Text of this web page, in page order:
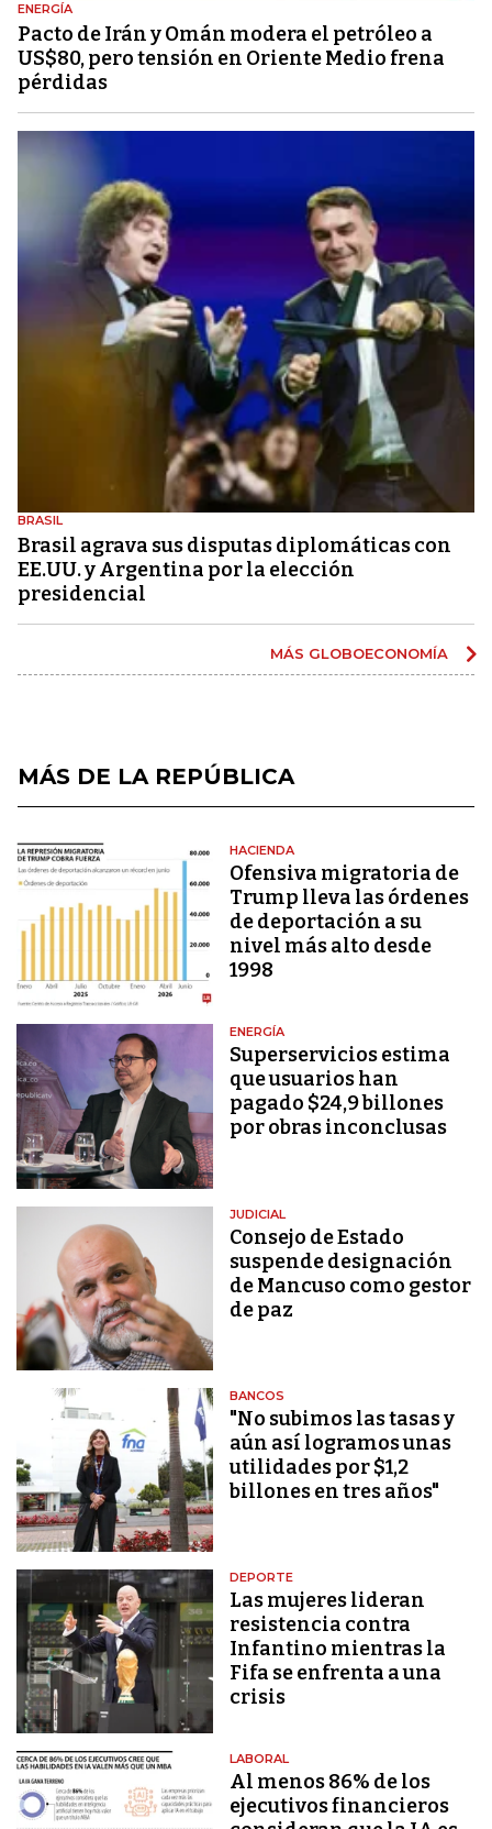
ENERGÍA
Pacto de Irán y Omán modera el petróleo a
US$80, pero tensión en Oriente Medio frena
pérdidas
BRASIL
Brasil agrava sus disputas diplomáticas con
EE.UU. y Argentina por la elección
presidencial
MÁS GLOBOECONOMÍA
MÁS DE LA REPÚBLICA
HACIENDA
Ofensiva migratoria de
Trump lleva las órdenes
de deportación a su
nivel más alto desde
1998
ENERGÍA
Superservicios estima
que usuarios han
pagado $24,9 billones
por obras inconclusas
JUDICIAL
Consejo de Estado
suspende designación
de Mancuso como gestor
de paz
BANCOS
"No subimos las tasas y
aún así logramos unas
utilidades por $1,2
billones en tres años"
DEPORTE
Las mujeres lideran
resistencia contra
Infantino mientras la
Fifa se enfrenta a una
crisis
LABORAL
Al menos 86% de los
ejecutivos financieros